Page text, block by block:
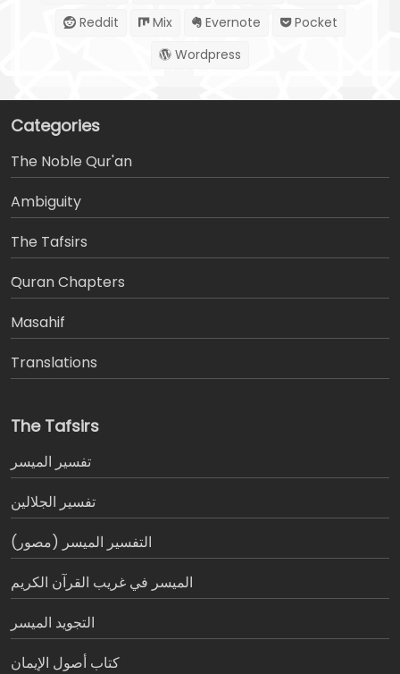
Reddit
Mix Evernote
Pocket
Wordpress
Categories
The Noble Qur'an
Ambiguity
The Tafsirs
َQuran Chapters
Masahif
Translations
The Tafsirs
تفسير المیسر
تفسير الجلالين
التفسير الميسر (مصور)
الميسر في غريب القرآن الكريم
التجويد الميسر
كتاب أصول الإيمان